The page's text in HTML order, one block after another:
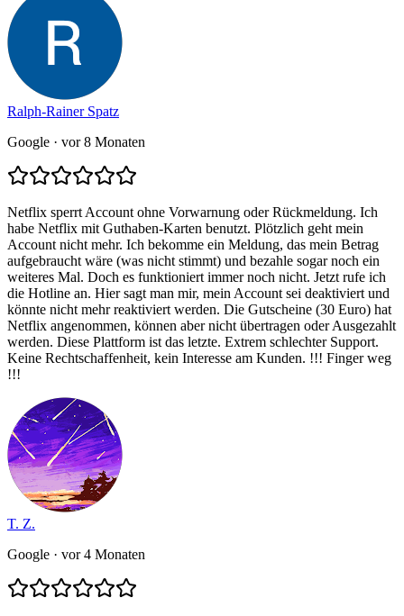
Ralph-Rainer Spatz
Google · vor 8 Monaten
Netflix sperrt Account ohne Vorwarnung oder Rückmeldung. Ich
habe Netflix mit Guthaben-Karten benutzt. Plötzlich geht mein
Account nicht mehr. Ich bekomme ein Meldung, das mein Betrag
aufgebraucht wäre (was nicht stimmt) und bezahle sogar noch ein
weiteres Mal. Doch es funktioniert immer noch nicht. Jetzt rufe ich
die Hotline an. Hier sagt man mir, mein Account sei deaktiviert und
könnte nicht mehr reaktiviert werden. Die Gutscheine (30 Euro) hat
Netflix angenommen, können aber nicht übertragen oder Ausgezahlt
werden. Diese Plattform ist das letzte. Extrem schlechter Support.
Keine Rechtschaffenheit, kein Interesse am Kunden. !!! Finger weg
!!!
T. Z.
Google · vor 4 Monaten